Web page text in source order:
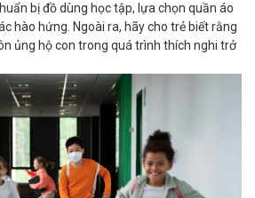
bị đồ dùng học tập, lựa chọn quần áo
hào hứng. Ngoài ra, hãy cho trẻ biết rằng
ủng hộ con trong quá trình thích nghi trở